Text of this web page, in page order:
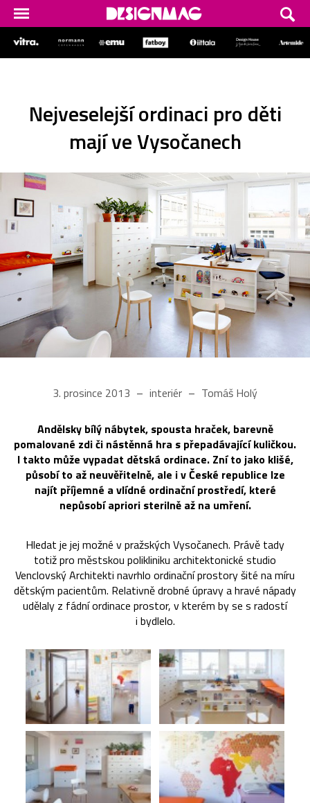
Nejveselejší ordinaci pro děti
mají ve Vysočanech
3. prosince 2013 interiér Tomáš Holý
Andělsky bílý nábytek, spousta hraček, barevně
pomalované zdi či nástěnná hra s přepadávající kuličkou.
I takto může vypadat dětská ordinace. Zní to jako klišé,
působí to až neuvěřitelně, ale i v České republice lze
najít příjemné a vlídné ordinační prostředí, které
nepůsobí apriori sterilně až na umření.
Hledat je jej možné v pražských Vysočanech. Právě tady
totiž pro městskou polikliniku architektonické studio
Venclovský Architekti navrhlo ordinační prostory šité na míru
dětským pacientům. Relativně drobné úpravy a hravé nápady
udělaly z fádní ordinace prostor, v kterém by se s radostí
i bydlelo.